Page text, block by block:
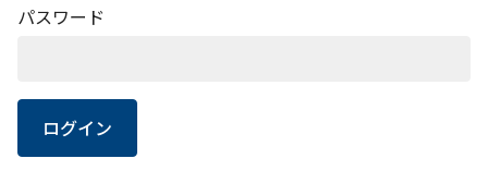
パスワード
ログイン